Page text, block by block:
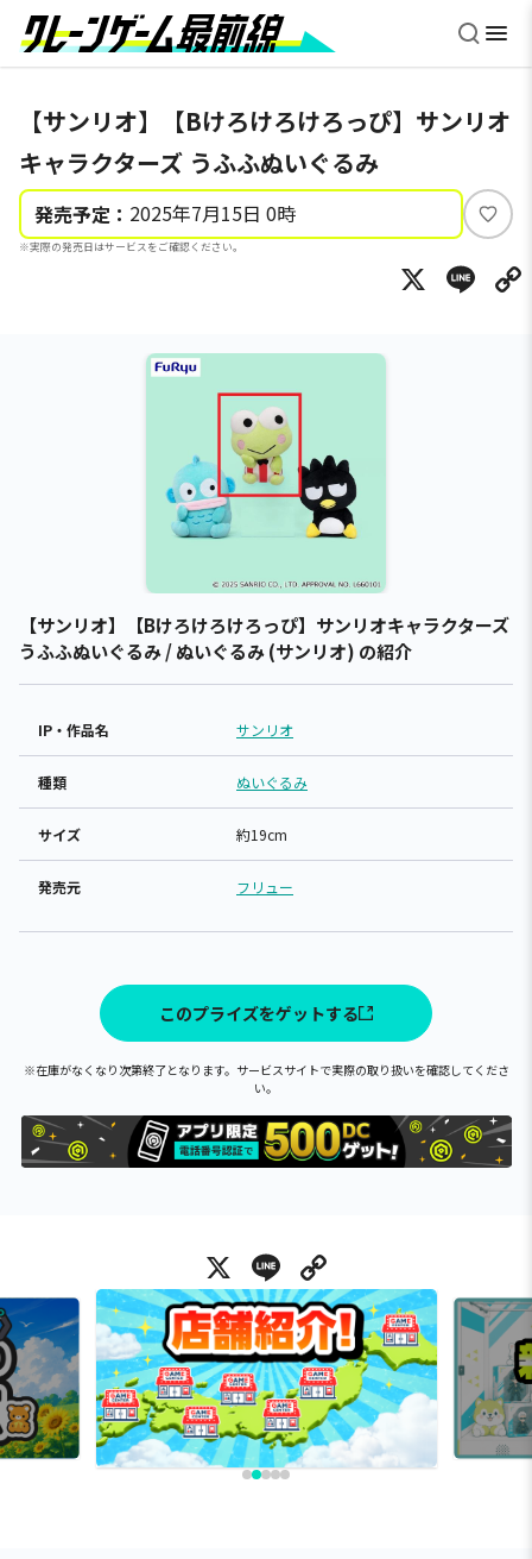
【サンリオ】【Bけろけろけろっぴ】サンリオ
キャラクターズ うふふぬいぐるみ
発売予定： 2025年7月15日 0時
※実際の発売日はサービスをご確認ください。
い
ね
X
【サンリオ】【Bけろけろけろっぴ】サンリオキャラクターズ
うふふぬいぐるみ / ぬいぐるみ (サンリオ) の紹介
IP・作品名 サンリオ
種類 ぬいぐるみ
サイズ 約19cm
発売元 フリュー
このプライズをゲットする
※在庫がなくなり次第終了となります。サービスサイトで実際の取り扱いを確認してくださ
い。
X Line